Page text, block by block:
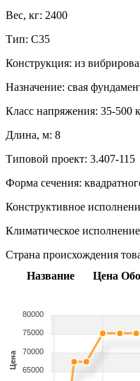
Вес, кг: 2400
Тип: С35
Конструкция: из
Назначение: свая
Класс напряжения: 35-500
Длина, м: 8
Типовой проект: 3.407-115
Форма сечения:
Конструктивное
Климатическое
Страна происхождения
Название
Цена
80000
75000
70000
65000
Цена